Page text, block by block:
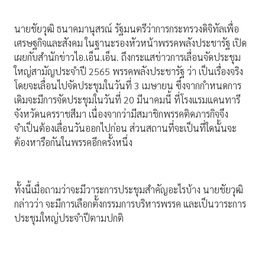
นายชัยวุฒิ ธนาคมานุสรณ์ รัฐมนตรีว่าการกระทรวงดิจิทัลเพื่อ
เศรษฐกิจและสังคม ในฐานะรองหัวหน้าพรรคพลังประชารัฐ เปิด
เผยกับสำนักข่าวไอ.เอ็น.เอ็น. ถึงกระแสข่าวการเลื่อนจัดประชุม
ใหญ่สามัญประจำปี 2565 พรรคพลังประชารัฐ ว่า เป็นเรื่องจริง
โดยจะเลื่อนไปจัดประชุมในวันที่ 3 เมษายน ซึ่งจากกำหนดการ
เดิมจะมีการจัดประชุมในวันที่ 20 มีนาคมนี้ ที่โรงแรมแคนทารี
จังหวัดนครราชสีมา เนื่องจากว่ามีสมาชิกพรรคติดภารกิจจึง
จำเป็นต้องเลื่อนวันออกไปก่อน ส่วนสถานที่จะเป็นที่ใดนั้นจะ
ต้องหารือกันในพรรคอีกครั้งหนึ่ง
ทั้งนี้เมื่อถามว่าจะมีวาระการประชุมสำคัญอะไรบ้าง นายชัยวุฒิ
กล่าวว่า จะมีการเลือกตั้งกรรมการบริหารพรรค และเป็นวาระการ
ประชุมใหญ่ประจำปีตามปกติ